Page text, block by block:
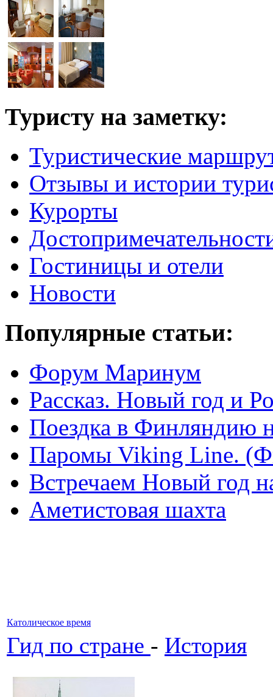
Туристу на заметку:
Туристические
Отзывы и истории
Курорты
Гостиницы и отели
Новости
Популярные статьи:
Форум Маринум
Рассказ. Новый год и
Поездка в Финляндию
Паромы Viking Line.
Встречаем Новый год
Аметистовая шахта
Католическое время
Гид по стране - История